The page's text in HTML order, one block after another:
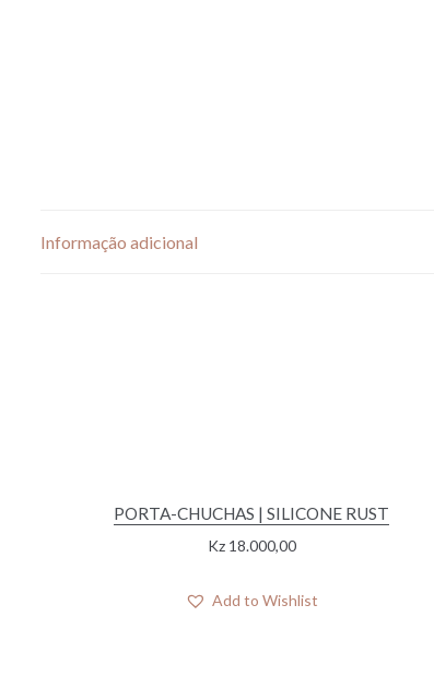
Informação adicional
PORTA-CHUCHAS | SILICONE RUST
Kz18.000,00
Add to Wishlist